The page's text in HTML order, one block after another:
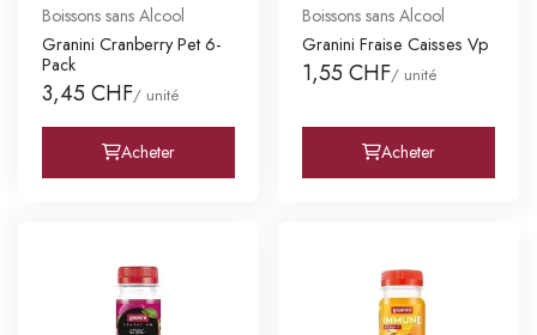
Boissons sans Alcool
Granini Cranberry Pet 6-
Pack
3,45 CHF/ unité
Acheter
Boissons sans Alcool
Granini Fraise Caisses Vp
1,55 CHF/ unité
Acheter